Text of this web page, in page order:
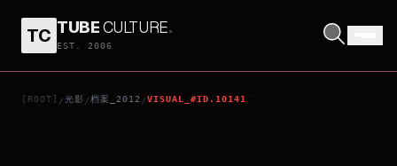
TC TUBECULTURE.
EST. 2006
[ROOT] /光影 /档案_2012 /VISUAL_#ID.10141
IN ANOTHER COUNTRY